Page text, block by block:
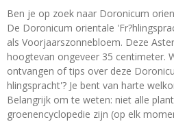
Ben je op zoek naar Doronicum
De Doronicum orientale
als Voorjaarszonnebloem. Deze
hoogtevan ongeveer 35 centimeter.
ontvangen of tips over deze
hlingspracht'? Je bent van harte
Belangrijk om te weten: niet alle
groenencyclopedie zijn (op elk